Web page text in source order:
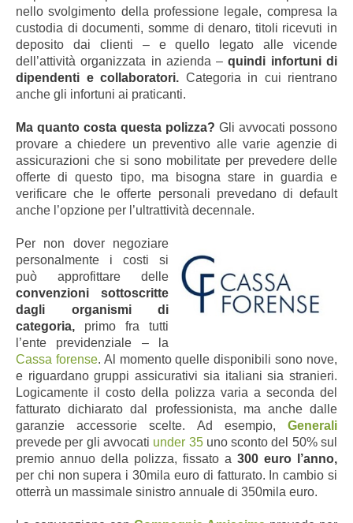
nello svolgimento della professione legale, compresa la
custodia di documenti, somme di denaro, titoli ricevuti in
deposito dai clienti – e quello legato alle vicende
dell’attività organizzata in azienda– quindi infortuni di
dipendenti e collaboratori. Categoria in cui rientrano
anche gli infortuni ai praticanti.
Ma quanto costa questa polizza? Gli avvocati possono
provare a chiedere un preventivo alle varie agenzie di
assicurazioni che si sono mobilitate per prevedere delle
offerte di questo tipo, ma bisogna stare in guardia e
verificare che le offerte personali prevedano di default
anche l’opzione per l’ultrattività decennale.
Per non dover negoziare
personalmente i costi si
può approfittare delle
convenzioni sottoscritte
dagli organismi di
categoria,
primo fra tutti
l’ente previdenziale – la
Cassa forense. Al momento quelle disponibili sono nove,
e riguardano gruppi assicurativi sia italiani sia stranieri.
Logicamente il costo della polizza varia a seconda del
fatturato dichiarato dal professionista, ma anche dalle
garanzie accessorie scelte. Ad esempio, Generali
prevede per gli avvocati under 35uno sconto del 50% sul
premio annuo della polizza, fissato a 300 euro l’anno,
per chi non supera i 30mila euro di fatturato. In cambio si
otterrà un massimale sinistro annuale di 350mila euro.